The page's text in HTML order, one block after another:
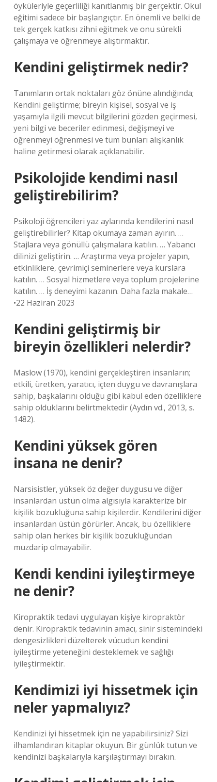
öyküleriyle geçerliliği kanıtlanmış bir gerçektir. Okul
eğitimi sadece bir başlangıçtır. En önemli ve belki de
tek gerçek katkısı zihni eğitmek ve onu sürekli
çalışmaya ve öğrenmeye alıştırmaktır.
Kendini geliştirmek nedir?
Tanımların ortak noktaları göz önüne alındığında;
Kendini geliştirme; bireyin kişisel, sosyal ve iş
yaşamıyla ilgili mevcut bilgilerini gözden geçirmesi,
yeni bilgi ve beceriler edinmesi, değişmeyi ve
öğrenmeyi öğrenmesi ve tüm bunları alışkanlık
haline getirmesi olarak açıklanabilir.
Psikolojide kendimi nasıl
geliştirebilirim?
Psikoloji öğrencileri yaz aylarında kendilerini nasıl
geliştirebilirler? Kitap okumaya zaman ayırın. …
Stajlara veya gönüllü çalışmalara katılın. … Yabancı
dilinizi geliştirin. … Araştırma veya projeler yapın,
etkinliklere, çevrimiçi seminerlere veya kurslara
katılın. … Sosyal hizmetlere veya toplum projelerine
katılın. … İş deneyimi kazanın. Daha fazla makale…
•22 Haziran 2023
Kendini geliştirmiş bir
bireyin özellikleri nelerdir?
Maslow (1970), kendini gerçekleştiren insanların;
etkili, üretken, yaratıcı, içten duygu ve davranışlara
sahip, başkalarını olduğu gibi kabul eden özelliklere
sahip olduklarını belirtmektedir (Aydın vd., 2013, s.
1482).
Kendini yüksek gören
insana ne denir?
Narsisistler, yüksek öz değer duygusu ve diğer
insanlardan üstün olma algısıyla karakterize bir
kişilik bozukluğuna sahip kişilerdir. Kendilerini diğer
insanlardan üstün görürler. Ancak, bu özelliklere
sahip olan herkes bir kişilik bozukluğundan
muzdarip olmayabilir.
Kendi kendini iyileştirmeye
ne denir?
Kiropraktik tedavi uygulayan kişiye kiropraktör
denir. Kiropraktik tedavinin amacı, sinir sistemindeki
dengesizlikleri düzelterek vücudun kendini
iyileştirme yeteneğini desteklemek ve sağlığı
iyileştirmektir.
Kendimizi iyi hissetmek için
neler yapmalıyız?
Kendinizi iyi hissetmek için ne yapabilirsiniz? Sizi
ilhamlandıran kitaplar okuyun. Bir günlük tutun ve
kendinizi başkalarıyla karşılaştırmayı bırakın.